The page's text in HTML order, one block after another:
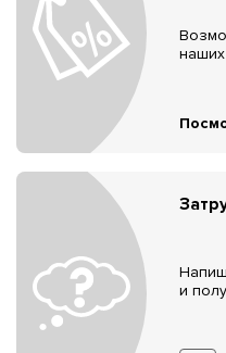
наших
и